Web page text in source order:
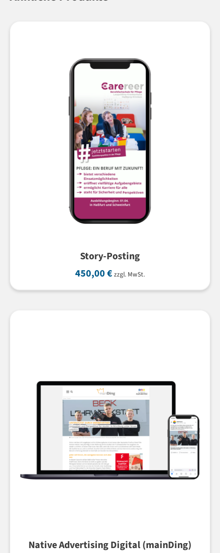
Story-Posting
450,00€ zzgl. MwSt.
Native Advertising Digital (mainDing)